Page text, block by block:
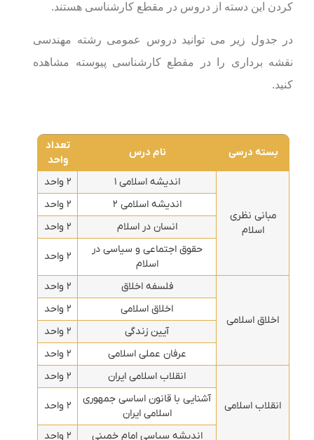
کردن این دسته از دروس در مقطع کارشناسی هستند.
در جدول زیر می توانید دروس عمومی رشته مهندسی
نقشه برداری را در مقطع کارشناسی پیوسته مشاهده
کنید.
بسته درسی نام درس
تعداد
واحد
مبانی نظری
اسلام
اندیشه اسلامی ۱
۲ واحد
اندیشه اسلامی ۲
۲ واحد
انسان در اسلام
۲ واحد
حقوق اجتماعی و سیاسی در
اسلام
۲ واحد
اخلاق اسلامی
فلسفه اخلاق
۲ واحد
اخلاق اسلامی
۲ واحد
آیین زندگی
۲ واحد
عرفان عملی اسلامی
۲ واحد
انقلاب اسلامی
انقلاب اسلامی ایران
۲ واحد
آشنایی با قانون اساسی جمهوری
اسلامی ایران
۲ واحد
اندیشه سیاسی امام خمینی ۲ واحد